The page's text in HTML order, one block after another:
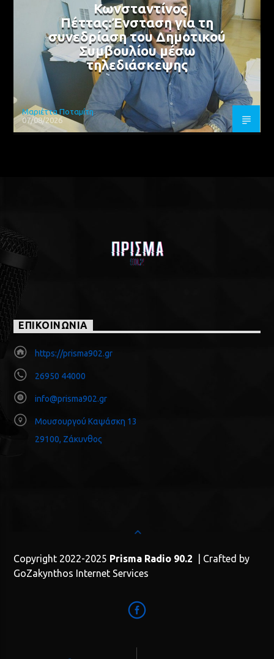
Κωνσταντίνος
Πέττας:Ένσταση για τη
συνεδρίαση του Δημοτικού
Συμβουλίου μέσω
τηλεδιάσκεψης
Μαριέττα Ποταμίτη
07/08/2026
ΕΠΙΚΟΙΝΩΝΙΑ
https://prisma902.gr
26950 44000
info@prisma902.gr
Μουσουργού Καψάσκη 13
29100, Ζάκυνθος
Copyright 2022-2025 Prisma Radio 90.2 | Crafted by
GoZakynthos Internet Services